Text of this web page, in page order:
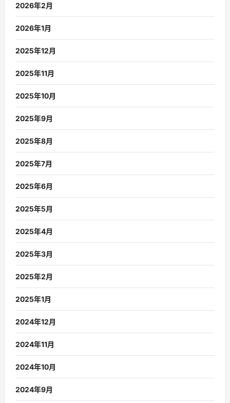
2026年2月
2026年1月
2025年12月
2025年11月
2025年10月
2025年9月
2025年8月
2025年7月
2025年6月
2025年5月
2025年4月
2025年3月
2025年2月
2025年1月
2024年12月
2024年11月
2024年10月
2024年9月